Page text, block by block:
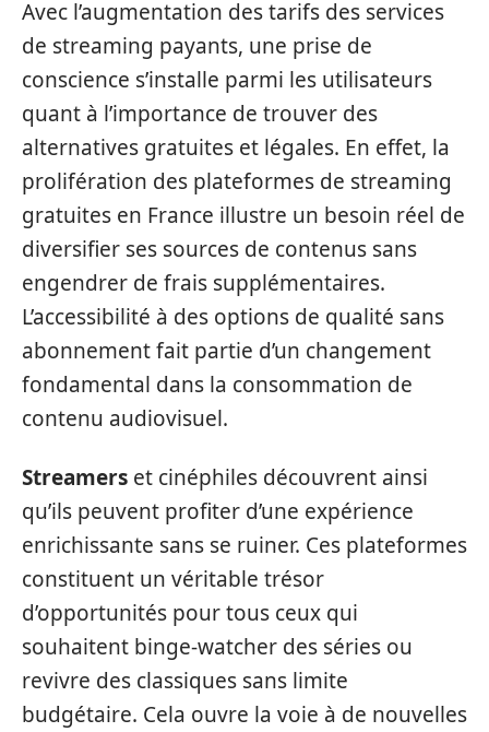
Avec l’augmentation des tarifs des services
de streaming payants, une prise de
conscience s’installe parmi les utilisateurs
quant à l’importance de trouver des
alternatives gratuites et légales. En effet, la
prolifération des plateformes de streaming
gratuites en France illustre un besoin réel de
diversifier ses sources de contenus sans
engendrer de frais supplémentaires.
L’accessibilité à des options de qualité sans
abonnement fait partie d’un changement
fondamental dans la consommation de
contenu audiovisuel.
Streamers et cinéphiles découvrent ainsi
qu’ils peuvent profiter d’une expérience
enrichissante sans se ruiner. Ces plateformes
constituent un véritable trésor
d’opportunités pour tous ceux qui
souhaitent binge-watcher des séries ou
revivre des classiques sans limite
budgétaire. Cela ouvre la voie à de nouvelles